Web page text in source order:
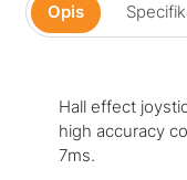
Opis
Hall effect
high accuracy
7ms.